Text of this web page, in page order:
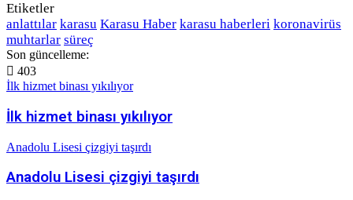
Etiketler
anlattılar karasu Karasu Haber karasu haberleri koronavirüs
muhtarlar süreç
Son güncelleme:
403
İlk hizmet binası yıkılıyor
İlk hizmet binası yıkılıyor
Anadolu Lisesi çizgiyi taşırdı
Anadolu Lisesi çizgiyi taşırdı